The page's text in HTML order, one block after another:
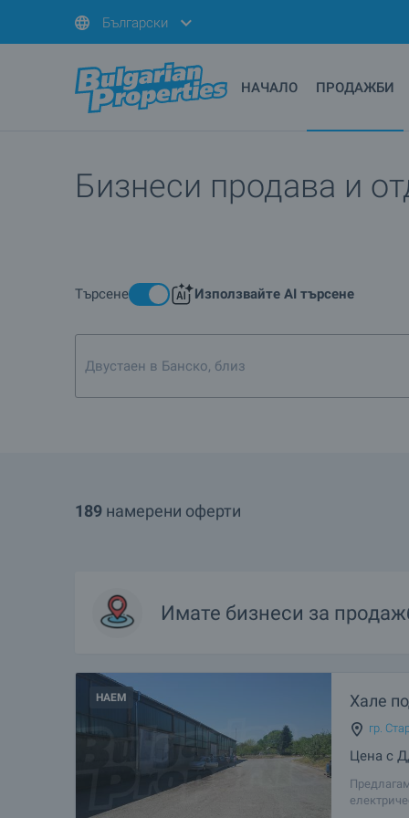
Български
НАЧАЛО ПРОДАЖБИ
Бизнеси продава и
Търсене Използвайте AI търсене
Двустаен в Банско, близо до лифта
189 намерени оферти
Имате бизнеси за
НАЕМ Хале
гр.
Цена с